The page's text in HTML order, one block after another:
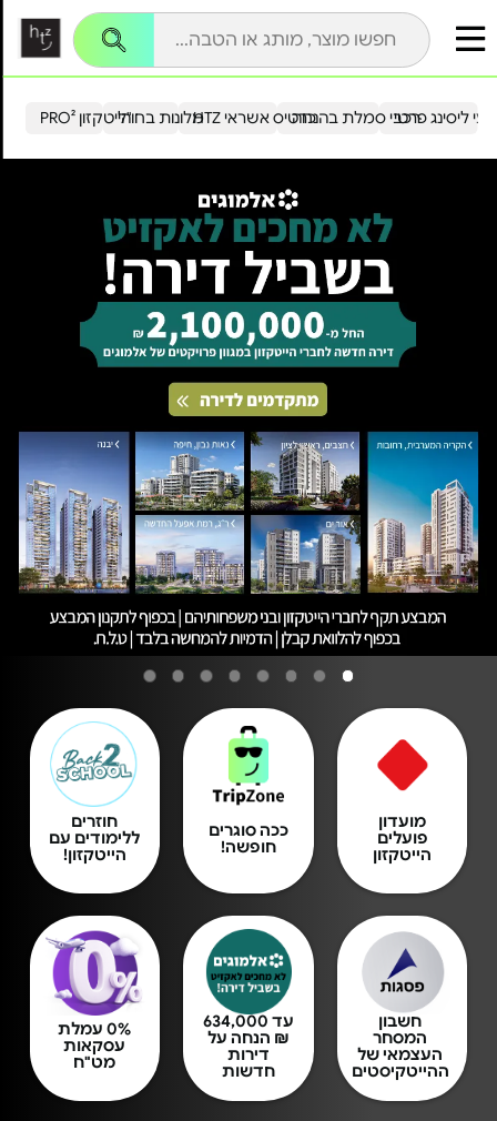
הייטקזון PRO²מלונות בחו"ל כרטיס אשראי HTZ ליסינג פרטירכבי סמלת בהנחה
מועדון
פועלים
הייטקזון
ככה סוגרים
חופשה!
חוזרים
ללימודים עם
הייטקזון!
חשבון
המסחר
העצמאי של
ההייטקיסטים
עד 634,000
₪ הנחה על
דירות
חדשות
0% עמלת
עסקאות
מט"ח